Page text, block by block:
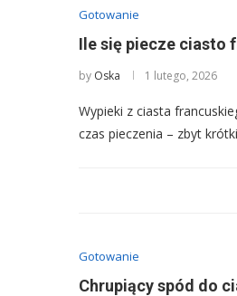
Gotowanie
Ile się piecze ciasto
by Oska 1 lutego, 2026
Wypieki z ciasta
czas pieczenia – zbyt
Gotowanie
Chrupiący spód do